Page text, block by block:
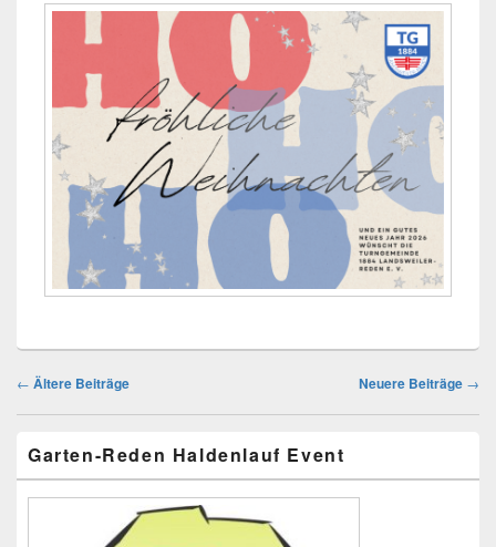
Beitragsnavigation
← Ältere Beiträge Neuere Beiträge →
Seitenleisten
Widget-
Bereich
Garten-Reden Haldenlauf Event